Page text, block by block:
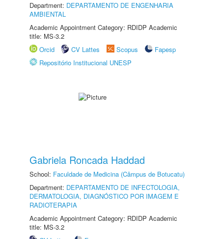
Department: DEPARTAMENTO DE ENGENHARIA
AMBIENTAL
Academic Appointment Category: RDIDP Academic
title: MS-3.2
Orcid
CV Lattes Scopus
Fapesp
Repositório Institucional UNESP
Gabriela Roncada Haddad
School: Faculdade de Medicina (Câmpus de Botucatu)
Department: DEPARTAMENTO DE INFECTOLOGIA,
DERMATOLOGIA, DIAGNÓSTICO POR IMAGEM E
RADIOTERAPIA
Academic Appointment Category: RDIDP Academic
title: MS-3.2